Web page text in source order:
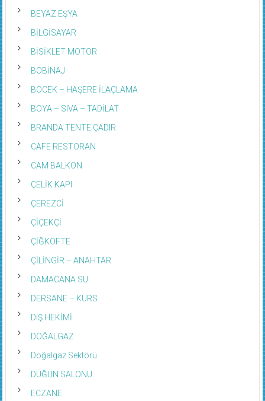
BEYAZ EŞYA
BİLGİSAYAR
BİSİKLET MOTOR
BOBİNAJ
BÖCEK – HAŞERE İLAÇLAMA
BOYA – SIVA – TADİLAT
BRANDA TENTE ÇADIR
CAFE RESTORAN
CAM BALKON
ÇELİK KAPI
ÇEREZCİ
ÇİÇEKÇİ
ÇİĞKÖFTE
ÇİLİNGİR – ANAHTAR
DAMACANA SU
DERSANE – KURS
DIŞ HEKİMİ
DOĞALGAZ
Doğalgaz Sektörü
DÜĞÜN SALONU
ECZANE